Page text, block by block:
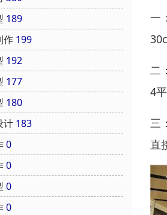
189
作 199
192
177
180
计 183
0
0
0
0
一
二
4
三
直